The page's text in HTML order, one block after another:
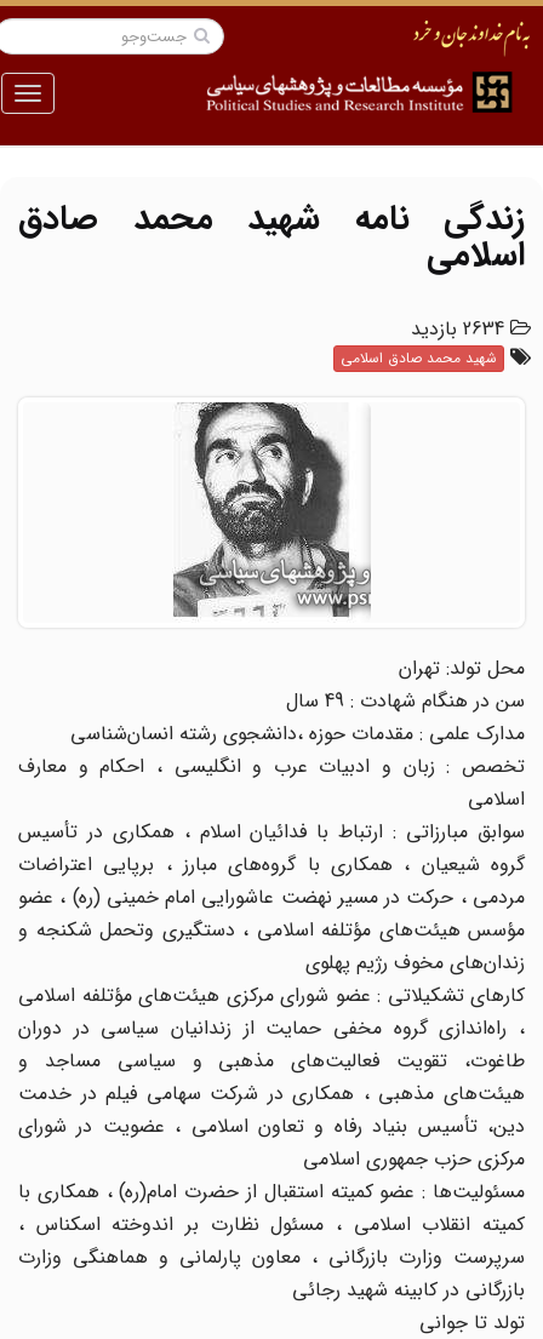
منو
زندگی نامه شهید محمد صادق
اسلامی
2634 بازدید
شهید محمد صادق اسلامی
محل تولد: تهران
سن در هنگام شهادت : 49 سال
مدارک علمی : مقدمات حوزه ،‌دانشجوی رشته انسان‌شناسی
تخصص : زبان و ادبیات عرب و انگلیسی ، احکام و معارف
اسلامی
سوابق مبارزاتی : ارتباط با فدائیان اسلام ، همکاری در تأسیس
گروه شیعیان ، همکاری با گروه‌های مبارز ، برپایی اعتراضات
مردمی ، حرکت در مسیر نهضت عاشورایی امام خمینی (ره) ، عضو
مؤسس هیئت‌های مؤتلفه اسلامی ، دستگیری وتحمل شکنجه و
زندان‌های مخوف رژیم پهلوی
کارهای تشکیلاتی : عضو شورای مرکزی هیئت‌های مؤتلفه اسلامی
، راه‌اندازی گروه مخفی حمایت از زندانیان سیاسی در دوران
طاغوت، تقویت فعالیت‌های مذهبی و سیاسی مساجد و
هیئت‌های مذهبی ، همکاری در شرکت سهامی فیلم در خدمت
دین، ‌تأسیس بنیاد رفاه و تعاون اسلامی ، ‌عضویت در شورای
مرکزی حزب جمهوری اسلامی
مسئولیت‌ها : عضو کمیته استقبال از حضرت امام(ره) ، همکاری با
کمیته انقلاب اسلامی ،‌ مسئول نظارت بر اندوخته اسکناس ،
سرپرست وزارت بازرگانی ، معاون پارلمانی و هماهنگی وزارت
بازرگانی در کابینه شهید رجائی
تولد تا جوانی